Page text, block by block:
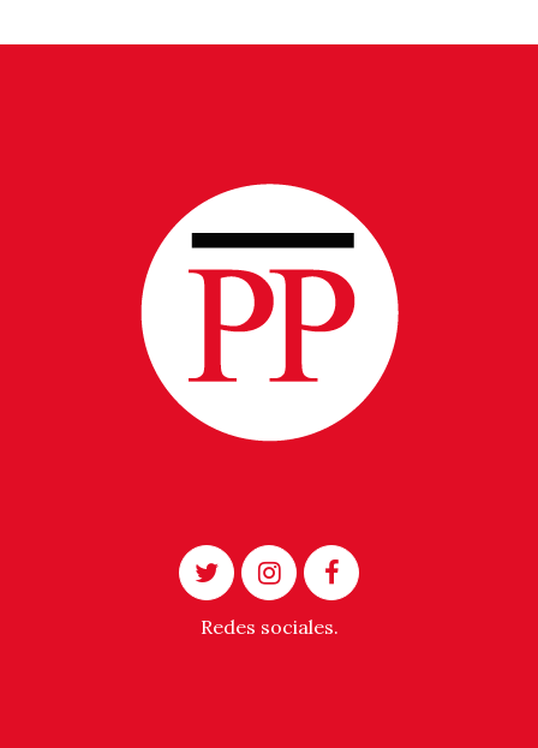
Redes sociales.